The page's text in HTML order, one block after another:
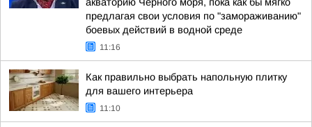
предлагая свои условия по "замораживанию"
боевых действий в водной среде
11:16
Как правильно выбрать напольную плитку
для вашего интерьера
11:10